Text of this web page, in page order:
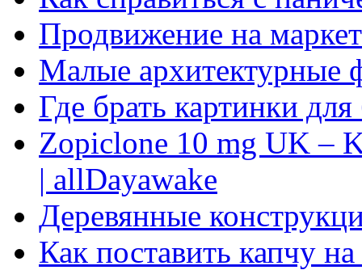
Продвижение на
Малые архитектурные
Где брать картинки
Zopiclone 10 mg UK –
| allDayawake
Деревянные
Как поставить капчу